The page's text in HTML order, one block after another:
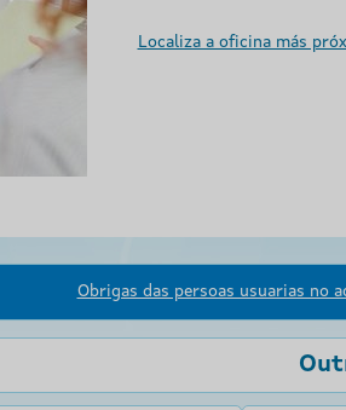
Localiza a oficina más
Obrigas das persoas usuarias no